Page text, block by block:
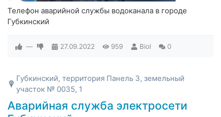
Телефон аварийной службы водоканала в городе
Губкинский
— 27.09.2022 959 Biol 0
Губкинский, территория Панель 3, земельный
участок № 0035, 1
Аварийная служба электросети